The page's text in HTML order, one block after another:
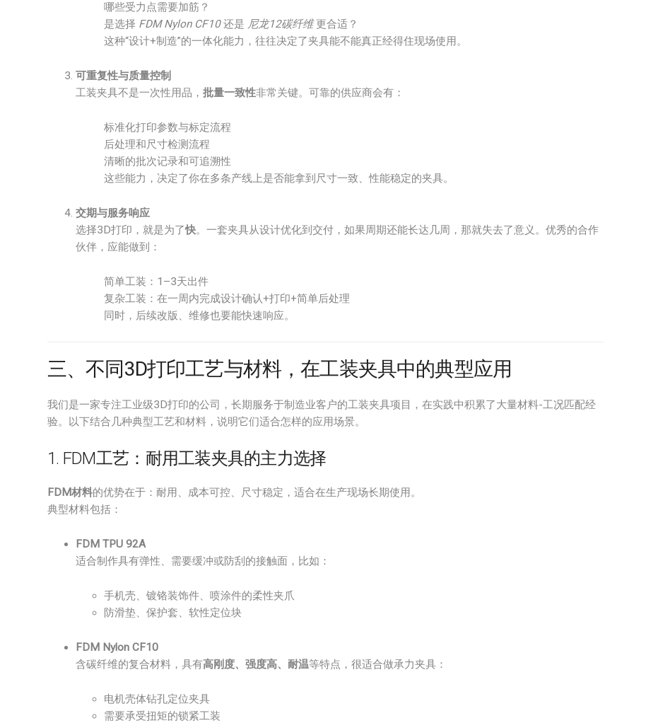
哪些受力点需要加筋？
是选择 FDM Nylon CF10还是 尼龙12碳纤维更合适？
这种“设计+制造”的一体化能力，往往决定了夹具能不能真正经得住现场使用。
可重复性与质量控制
工装夹具不是一次性用品， 批量一致性非常关键。可靠的供应商会有：
标准化打印参数与标定流程
后处理和尺寸检测流程
清晰的批次记录和可追溯性
这些能力，决定了你在多条产线上是否能拿到尺寸一致、性能稳定的夹具。
交期与服务响应
选择3D打印，就是为了快。一套夹具从设计优化到交付，如果周期还能长达几周，那就失去了意义。优秀的合作
伙伴，应能做到：
简单工装：1–3天出件
复杂工装：在一周内完成设计确认+打印+简单后处理
同时，后续改版、维修也要能快速响应。
三、不同3D打印工艺与材料，在工装夹具中的典型应用
我们是一家专注工业级3D打印的公司，长期服务于制造业客户的工装夹具项目，在实践中积累了大量材料-工况匹配经
验。以下结合几种典型工艺和材料，说明它们适合怎样的应用场景。
1. FDM工艺：耐用工装夹具的主力选择
FDM材料的优势在于：耐用、成本可控、尺寸稳定，适合在生产现场长期使用。
典型材料包括：
FDM TPU 92A
适合制作具有弹性、需要缓冲或防刮的接触面，比如：
手机壳、镀铬装饰件、喷涂件的柔性夹爪
防滑垫、保护套、软性定位块
FDM Nylon CF10
含碳纤维的复合材料，具有高刚度、强度高、耐温等特点，很适合做承力夹具：
电机壳体钻孔定位夹具
需要承受扭矩的锁紧工装